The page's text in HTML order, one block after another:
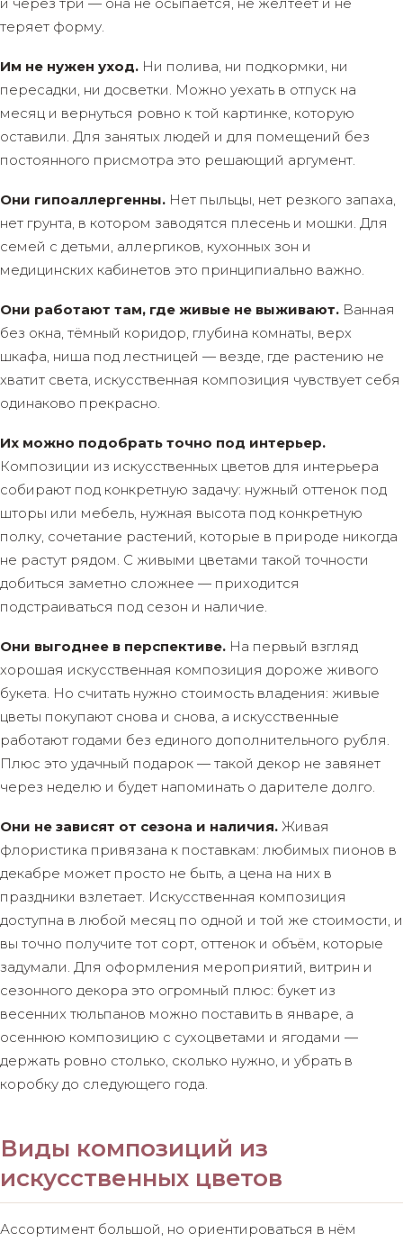
теряет форму.
Им не нужен уход. Ни полива, ни подкормки, ни
пересадки, ни досветки. Можно уехать в отпуск на
месяц и вернуться ровно к той картинке, которую
оставили. Для занятых людей и для помещений без
постоянного присмотра это решающий аргумент.
Они гипоаллергенны. Нет пыльцы, нет резкого запаха,
нет грунта, в котором заводятся плесень и мошки. Для
семей с детьми, аллергиков, кухонных зон и
медицинских кабинетов это принципиально важно.
Они работают там, где живые не выживают. Ванная
без окна, тёмный коридор, глубина комнаты, верх
шкафа, ниша под лестницей — везде, где растению не
хватит света, искусственная композиция чувствует себя
одинаково прекрасно.
Их можно подобрать точно под интерьер.
Композиции из искусственных цветов для интерьера
собирают под конкретную задачу: нужный оттенок под
шторы или мебель, нужная высота под конкретную
полку, сочетание растений, которые в природе никогда
не растут рядом. С живыми цветами такой точности
добиться заметно сложнее — приходится
подстраиваться под сезон и наличие.
Они выгоднее в перспективе. На первый взгляд
хорошая искусственная композиция дороже живого
букета. Но считать нужно стоимость владения: живые
цветы покупают снова и снова, а искусственные
работают годами без единого дополнительного рубля.
Плюс это удачный подарок — такой декор не завянет
через неделю и будет напоминать о дарителе долго.
Они не зависят от сезона и наличия. Живая
флористика привязана к поставкам: любимых пионов в
декабре может просто не быть, а цена на них в
праздники взлетает. Искусственная композиция
доступна в любой месяц по одной и той же стоимости, и
вы точно получите тот сорт, оттенок и объём, которые
задумали. Для оформления мероприятий, витрин и
сезонного декора это огромный плюс: букет из
весенних тюльпанов можно поставить в январе, а
осеннюю композицию с сухоцветами и ягодами —
держать ровно столько, сколько нужно, и убрать в
коробку до следующего года.
Виды композиций из
искусственных цветов
Ассортимент большой, но ориентироваться в нём